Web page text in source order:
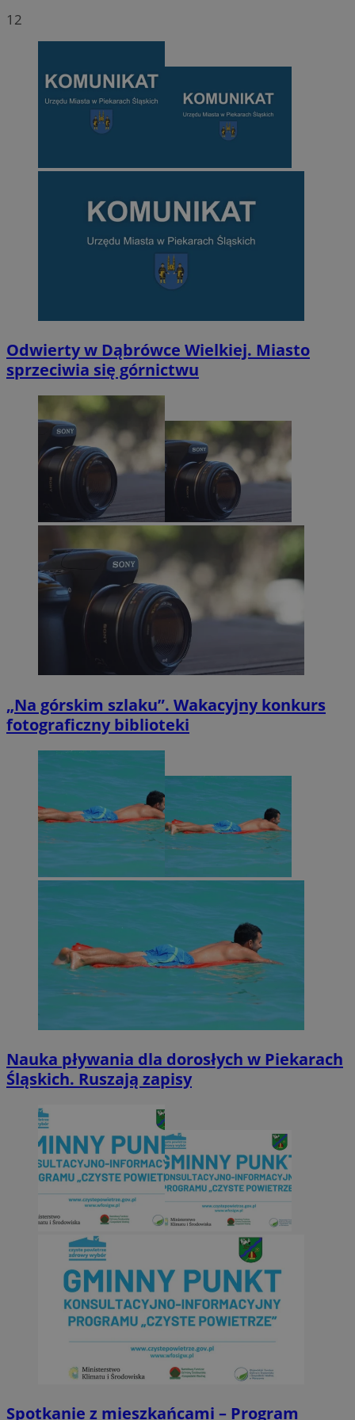
12
Odwierty w Dąbrówce Wielkiej. Miasto
sprzeciwia się górnictwu
„Na górskim szlaku”. Wakacyjny konkurs
fotograficzny biblioteki
Nauka pływania dla dorosłych w Piekarach
Śląskich. Ruszają zapisy
Spotkanie z mieszkańcami – Program